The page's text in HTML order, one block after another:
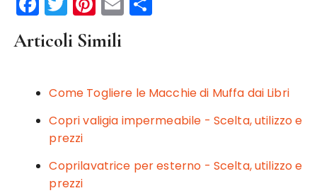
a
c
b
o
o
k
w
it
r
n
te
st vi
di
Articoli Simili
Come Togliere le Macchie di Muffa dai Libri
Copri valigia impermeabile - Scelta, utilizzo e
prezzi
Coprilavatrice per esterno - Scelta, utilizzo e
prezzi